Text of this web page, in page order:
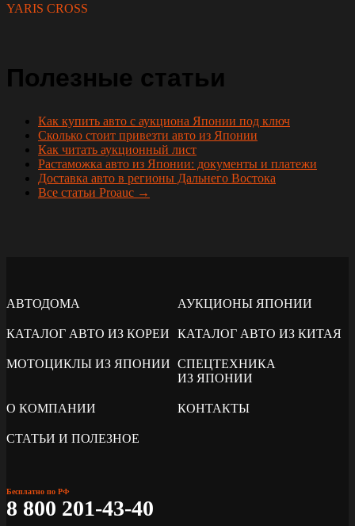
YARIS CROSS
Полезные статьи
Как купить авто с аукциона Японии под ключ
Сколько стоит привезти авто из Японии
Как читать аукционный лист
Растаможка авто из Японии: документы и платежи
Доставка авто в регионы Дальнего Востока
Все статьи Proauc →
АВТОДОМА АУКЦИОНЫ ЯПОНИИ
КАТАЛОГ АВТО ИЗ КОРЕИ КАТАЛОГ АВТО ИЗ КИТАЯ
МОТОЦИКЛЫ ИЗ ЯПОНИИ СПЕЦТЕХНИКА
ИЗ ЯПОНИИ
О КОМПАНИИ КОНТАКТЫ
СТАТЬИ И ПОЛЕЗНОЕ
Бесплатно по РФ
8 800 201-43-40